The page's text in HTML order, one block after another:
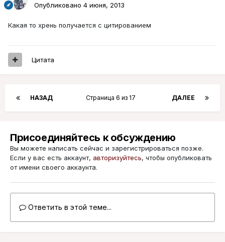
Опубликовано 4 июня, 2013
Какая то хрень получается с цитированием
Цитата
НАЗАД ДАЛЕЕ
Страница 6 из 17
Присоединяйтесь к обсуждению
Вы можете написать сейчас и зарегистрироваться позже.
Если у вас есть аккаунт, авторизуйтесь, чтобы опубликовать
от имени своего аккаунта.
Ответить в этой теме...